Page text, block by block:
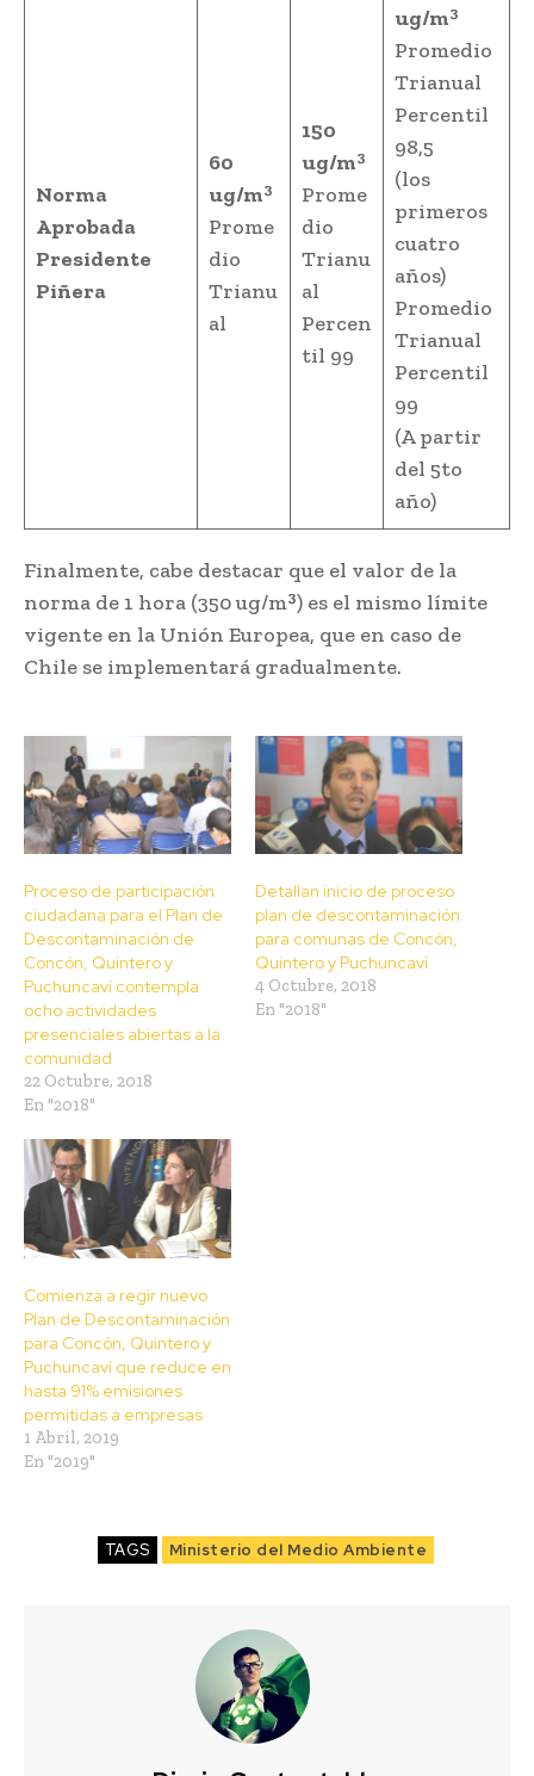
Norma
Aprobada
Presidente
Piñera
60
ug/m3
Prome
dio
Trianu
al
150
ug/m3
Prome
dio
Trianu
al
Percen
til 99
ug/m3
Promedio
Trianual
Percentil
98,5
(los
primeros
cuatro
años)
Promedio
Trianual
Percentil
99
(A partir
del 5to
año)
Finalmente, cabe destacar que el valor de la
norma de 1 hora (350 ug/m3) es el mismo límite
vigente en la Unión Europea, que en caso de
Chile se implementará gradualmente.
Proceso de participación
ciudadana para el Plan de
Descontaminación de
Concón, Quintero y
Puchuncaví contempla
ocho actividades
presenciales abiertas a la
comunidad
22 Octubre, 2018
En "2018"
Detallan inicio de proceso
plan de descontaminación
para comunas de Concón,
Quintero y Puchuncaví
4 Octubre, 2018
En "2018"
Comienza a regir nuevo
Plan de Descontaminación
para Concón, Quintero y
Puchuncaví que reduce en
hasta 91% emisiones
permitidas a empresas
1 Abril, 2019
En "2019"
TAGS Ministerio del Medio Ambiente